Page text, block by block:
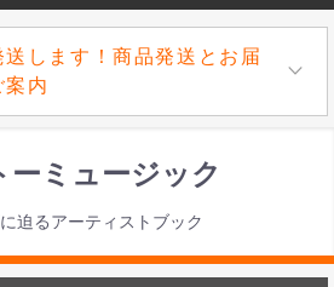
します！商品発送とお届
内
ーミュージック
迫るアーティストブック